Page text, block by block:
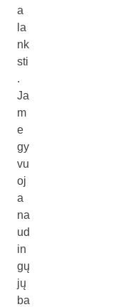
a
la
nk
sti
.
Ja
m
e
gy
vu
oj
a
na
ud
in
gų
jų
ba